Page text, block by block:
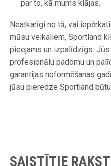
par to, kā mums klājas.
Neatkarīgi no tā, vai
mūsu veikaliem, Sportland
pieejams un izpalīdzīgs.
profesionālu padomu un
garantijas noformēšanas
jūsu pieredze Sportland
SAISTĪTIE